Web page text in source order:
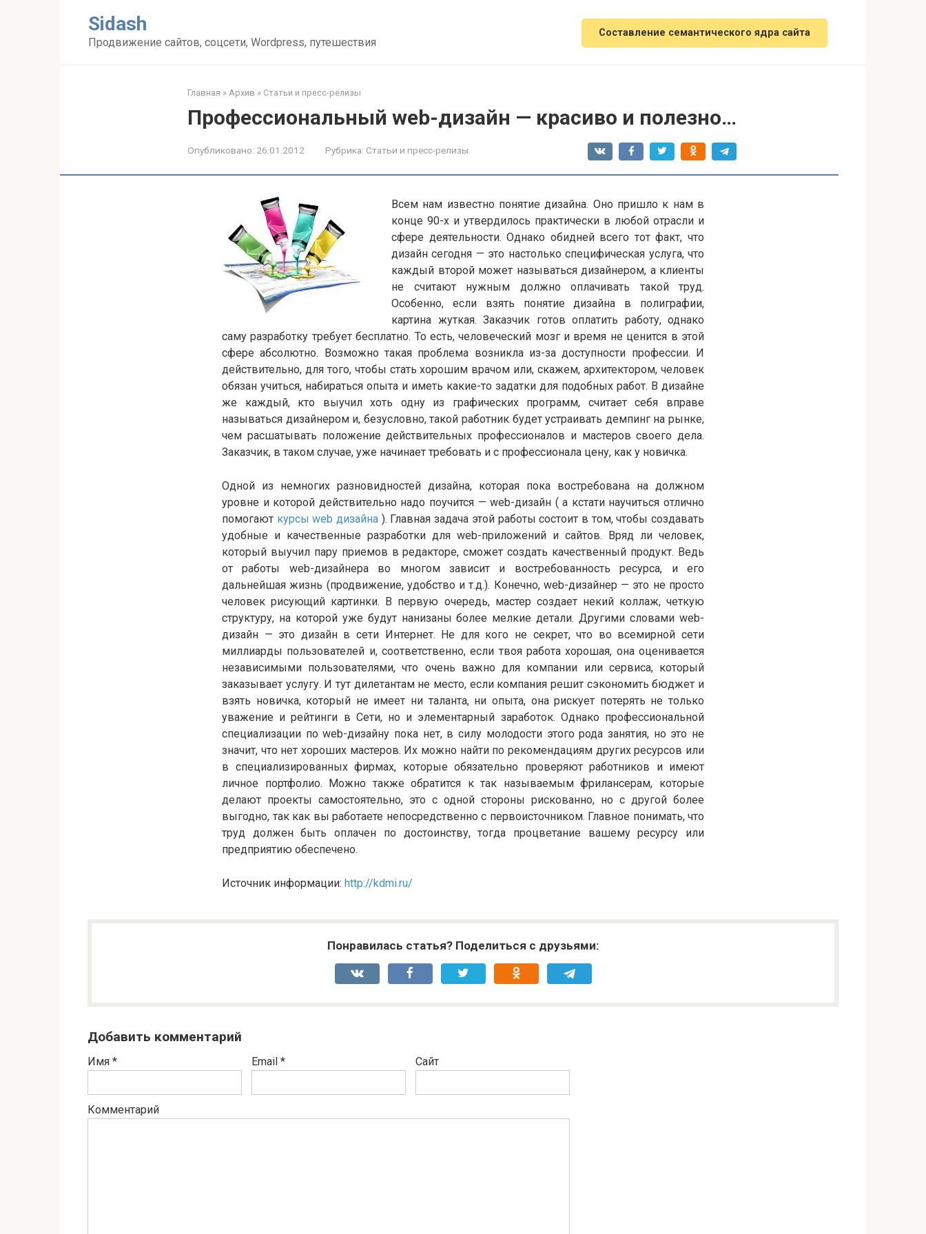
Sidash
Продвижение сайтов, соцсети, Wordpress, путешествия
Составление семантического ядра сайта
Главная » Архив » Статьи и пресс-релизы
Профессиональный web-дизайн — красиво и полезно…
Опубликовано: 26.01.2012 Рубрика: Статьи и пресс-релизы
Всем нам известно понятие дизайна. Оно пришло к нам в
конце 90-х и утвердилось практически в любой отрасли и
сфере деятельности. Однако обидней всего тот факт, что
дизайн сегодня — это настолько специфическая услуга, что
каждый второй может называться дизайнером, а клиенты
не считают нужным должно оплачивать такой труд.
Особенно, если взять понятие дизайна в полиграфии,
картина жуткая. Заказчик готов оплатить работу, однако
саму разработку требует бесплатно. То есть, человеческий мозг и время не ценится в этой
сфере абсолютно. Возможно такая проблема возникла из-за доступности профессии. И
действительно, для того, чтобы стать хорошим врачом или, скажем, архитектором, человек
обязан учиться, набираться опыта и иметь какие-то задатки для подобных работ. В дизайне
же каждый, кто выучил хоть одну из графических программ, считает себя вправе
называться дизайнером и, безусловно, такой работник будет устраивать демпинг на рынке,
чем расшатывать положение действительных профессионалов и мастеров своего дела.
Заказчик, в таком случае, уже начинает требовать и с профессионала цену, как у новичка.
Одной из немногих разновидностей дизайна, которая пока востребована на должном
уровне и которой действительно надо поучится — web-дизайн ( а кстати научиться отлично
помогают курсы web дизайна ). Главная задача этой работы состоит в том, чтобы создавать
удобные и качественные разработки для web-приложений и сайтов. Вряд ли человек,
который выучил пару приемов в редакторе, сможет создать качественный продукт. Ведь
от работы web-дизайнера во многом зависит и востребованность ресурса, и его
дальнейшая жизнь (продвижение, удобство и т.д.). Конечно, web-дизайнер — это не просто
человек рисующий картинки. В первую очередь, мастер создает некий коллаж, четкую
структуру, на которой уже будут нанизаны более мелкие детали. Другими словами web-
дизайн — это дизайн в сети Интернет. Не для кого не секрет, что во всемирной сети
миллиарды пользователей и, соответственно, если твоя работа хорошая, она оценивается
независимыми пользователями, что очень важно для компании или сервиса, который
заказывает услугу. И тут дилетантам не место, если компания решит сэкономить бюджет и
взять новичка, который не имеет ни таланта, ни опыта, она рискует потерять не только
уважение и рейтинги в Сети, но и элементарный заработок. Однако профессиональной
специализации по web-дизайну пока нет, в силу молодости этого рода занятия, но это не
значит, что нет хороших мастеров. Их можно найти по рекомендациям других ресурсов или
в специализированных фирмах, которые обязательно проверяют работников и имеют
личное портфолио. Можно также обратится к так называемым фрилансерам, которые
делают проекты самостоятельно, это с одной стороны рискованно, но с другой более
выгодно, так как вы работаете непосредственно с первоисточником. Главное понимать, что
труд должен быть оплачен по достоинству, тогда процветание вашему ресурсу или
предприятию обеспечено.
Источник информации: http://kdmi.ru/
Понравилась статья? Поделиться с друзьями:
Добавить комментарий
Имя * Email * Сайт
Комментарий